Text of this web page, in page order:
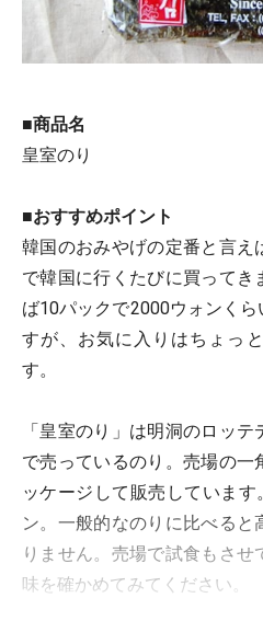
■商品名
皇室のり
■おすすめポイント
韓国のおみやげの定番と言え
で韓国に行くたびに買ってき
ば10パックで2000ウォンく
すが、お気に入りはちょっ
す。
「皇室のり」は明洞のロッ
で売っているのり。売場の
ッケージして販売していま
ン。一般的なのりに比べる
りません。売場で試食もさ
味を確かめてみてください。